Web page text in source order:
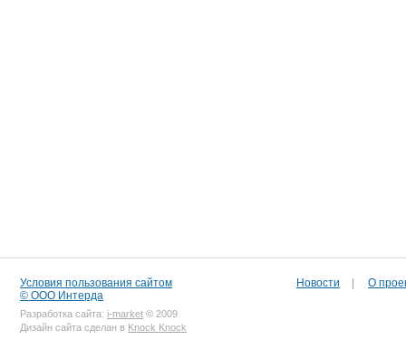
Условия пользования сайтом
© ООО Интерда
Разработка сайта: i-market © 2009
Дизайн сайта сделан в Knock Knock
Новости О